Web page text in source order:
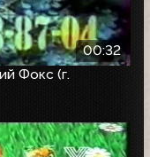
00:32
Фокс (г.